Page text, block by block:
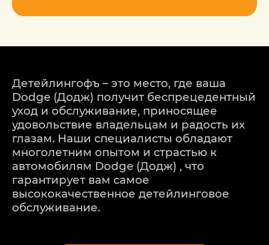
Детейлингофъ – это место, где ваша
Dodge (Додж) получит беспрецедентный
уход и обслуживание, приносящее
удовольствие владельцам и радость их
глазам. Наши специалисты обладают
многолетним опытом и страстью к
автомобилям Dodge (Додж) , что
гарантирует вам самое
высококачественное детейлинговое
обслуживание.